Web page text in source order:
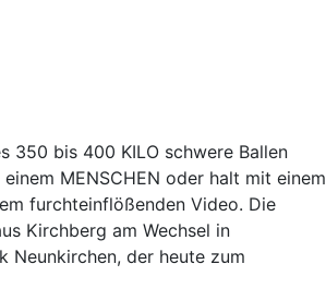
350 bis 400 KILO schwere Ballen
MENSCHEN oder halt mit einem
furchteinflößenden Video. Die
Kirchberg am Wechsel in
Neunkirchen, der heute zum